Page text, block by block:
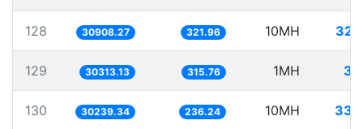
128 30908.27 321.96 10MH
129 30313.13 315.76 1MH
130 30239.34 236.24 10MH